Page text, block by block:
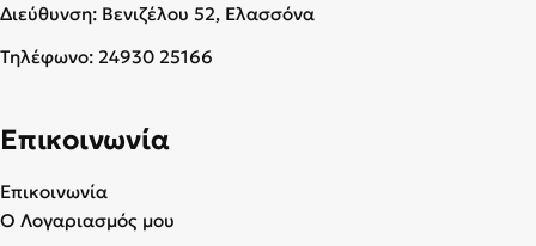
Διεύθυνση: Βενιζέλου 52, Ελασσόνα
Τηλέφωνο: 24930 25166
Επικοινωνία
Επικοινωνία
Ο Λογαριασμός μου